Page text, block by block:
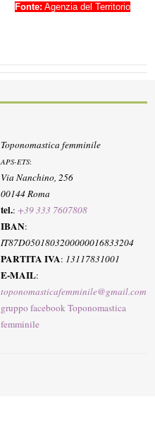
Fonte: Agenzia del Territorio
Toponomastica femminile
APS-ETS:
Via Nanchino, 256
00144 Roma
tel.:+39 333 7607808
IBAN:
IT87D0501803200000016833204
PARTITA IVA: 13117831001
E-MAIL:
toponomasticafemminile@gmail.com
gruppo facebook Toponomastica
femminile